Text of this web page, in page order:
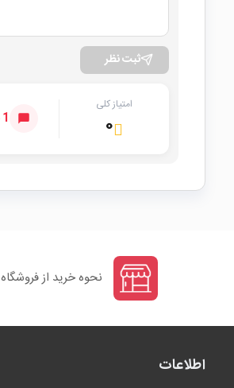
ثبت نظر
امتیاز کلی
۰ 1 دیدگاه
نحوه خرید از فروشگاه
اطلاعات